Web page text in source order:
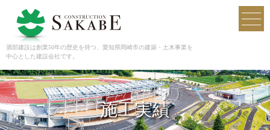
酒部建設は創業50年の歴史を持つ、愛知県岡崎市の建築・土木事業を
中心とした建設会社です。
施工実績